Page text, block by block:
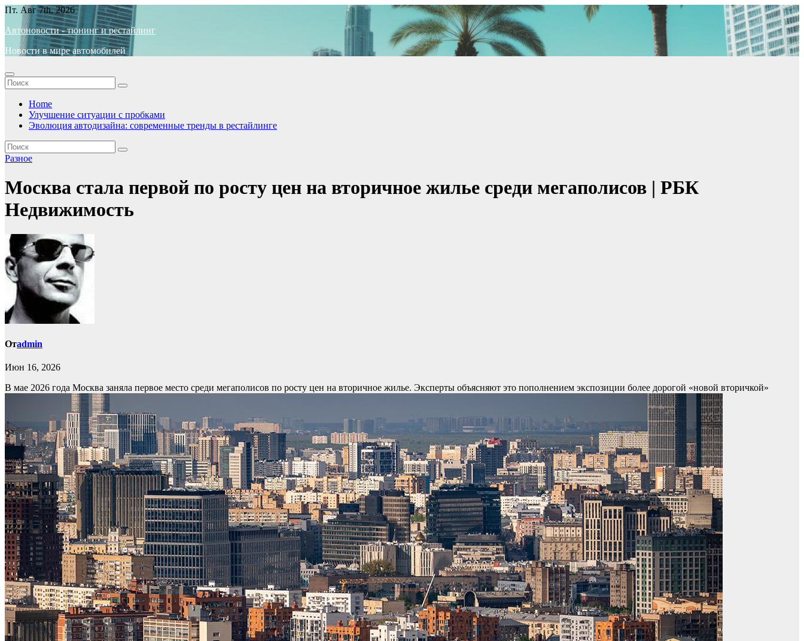
Перейти
содержимому
Пт. Авг 7th, 2026
Автоновости - тюнинг и рестайлинг
Новости в мире автомобилей
Home
Улучшение ситуации с пробками
Эволюция автодизайна: современные тренды в рестайлинге
Разное
Москва стала первой по росту цен на вторичное жилье среди мегаполисов | РБК
Недвижимость
Отadmin
Июн 16, 2026
В мае 2026 года Москва заняла первое место среди мегаполисов по росту цен на вторичное жилье. Эксперты объясняют это пополнением экспозиции более дорогой «новой вторичкой»